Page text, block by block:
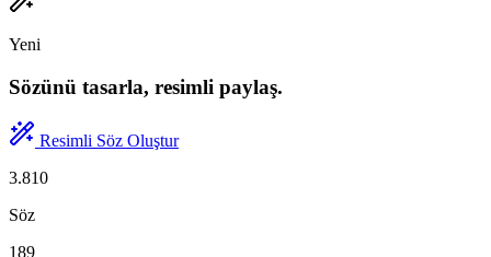
Yeni
Sözünü tasarla, resimli paylaş.
Resimli Söz Oluştur
3.810
Söz
189